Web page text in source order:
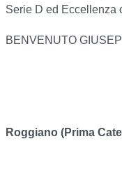
Serie D ed Eccellenza
BENVENUTO
Roggiano (Prima